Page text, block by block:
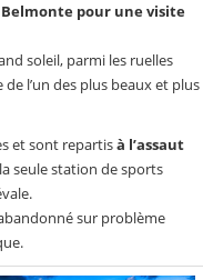
pour une visite
soleil, parmi les ruelles
l’un des plus beaux et plus
et sont repartisà l’assaut
seule station de sports
sur problème